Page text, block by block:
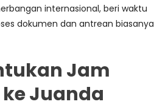
internasional, beri waktu
dokumen dan antrean biasanya
Jam
Juanda